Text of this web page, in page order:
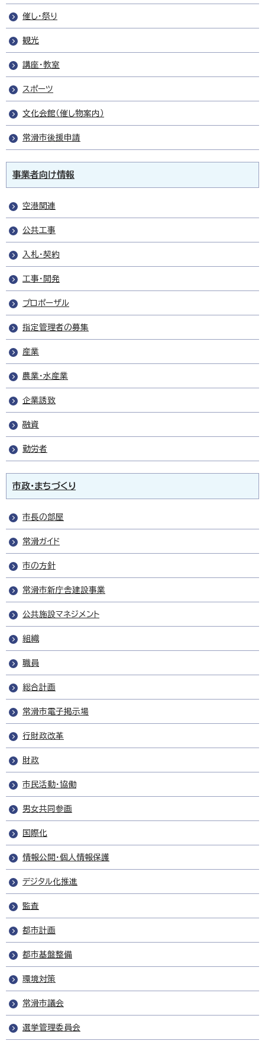
催し・祭り
観光
講座・教室
スポーツ
文化会館（催し物案内）
常滑市後援申請
事業者向け情報
空港関連
公共工事
入札・契約
工事・開発
プロポーザル
指定管理者の募集
産業
農業・水産業
企業誘致
融資
勤労者
市政・まちづくり
市長の部屋
常滑ガイド
市の方針
常滑市新庁舎建設事業
公共施設マネジメント
組織
職員
総合計画
常滑市電子掲示場
行財政改革
財政
市民活動・協働
男女共同参画
国際化
情報公開・個人情報保護
デジタル化推進
監査
都市計画
都市基盤整備
環境対策
常滑市議会
選挙管理委員会